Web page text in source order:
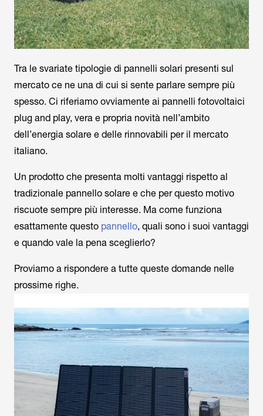
Tra le svariate tipologie di pannelli solari presenti sul
mercato ce ne una di cui si sente parlare sempre più
spesso. Ci riferiamo ovviamente ai pannelli fotovoltaici
plug and play, vera e propria novità nell’ambito
dell’energia solare e delle rinnovabili per il mercato
italiano.
Un prodotto che presenta molti vantaggi rispetto al
tradizionale pannello solare e che per questo motivo
riscuote sempre più interesse. Ma come funziona
esattamente questo pannello, quali sono i suoi vantaggi
e quando vale la pena sceglierlo?
Proviamo a rispondere a tutte queste domande nelle
prossime righe.